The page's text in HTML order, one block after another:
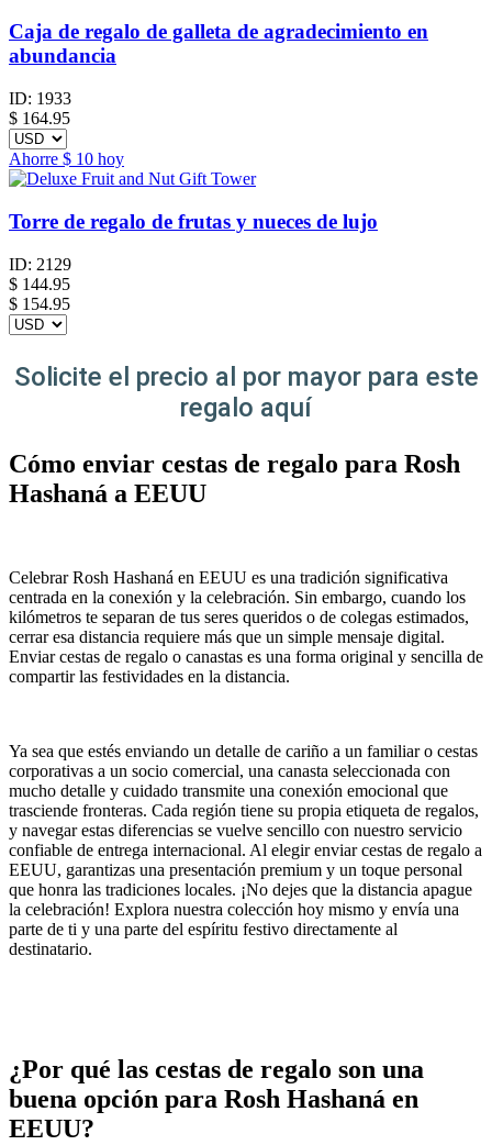
Caja de regalo de galleta de agradecimiento en
abundancia
ID: 1933
$ 164.95
Ahorre $ 10 hoy
Torre de regalo de frutas y nueces de lujo
ID: 2129
$ 144.95
$ 154.95
Solicite el precio al por mayor para este
regalo aquí
Cómo enviar cestas de regalo para Rosh
Hashaná a EEUU
Celebrar Rosh Hashaná en EEUU es una tradición significativa
centrada en la conexión y la celebración. Sin embargo, cuando los
kilómetros te separan de tus seres queridos o de colegas estimados,
cerrar esa distancia requiere más que un simple mensaje digital.
Enviar cestas de regalo o canastas es una forma original y sencilla de
compartir las festividades en la distancia.
Ya sea que estés enviando un detalle de cariño a un familiar o cestas
corporativas a un socio comercial, una canasta seleccionada con
mucho detalle y cuidado transmite una conexión emocional que
trasciende fronteras. Cada región tiene su propia etiqueta de regalos,
y navegar estas diferencias se vuelve sencillo con nuestro servicio
confiable de entrega internacional. Al elegir enviar cestas de regalo a
EEUU, garantizas una presentación premium y un toque personal
que honra las tradiciones locales. ¡No dejes que la distancia apague
la celebración! Explora nuestra colección hoy mismo y envía una
parte de ti y una parte del espíritu festivo directamente al
destinatario.
¿Por qué las cestas de regalo son una
buena opción para Rosh Hashaná en
EEUU?